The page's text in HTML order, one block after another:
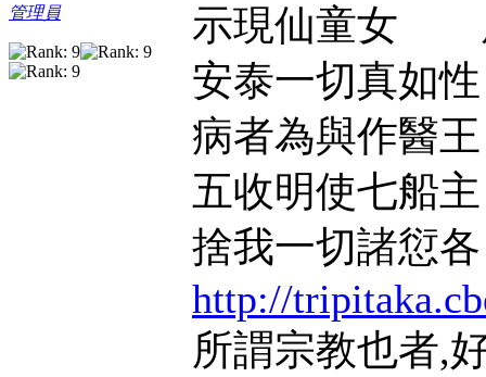
管理員
示現仙童女
安泰一切真如
病者為與作醫
五收明使七船
捨我一切諸愆
http://
所謂宗教也者,